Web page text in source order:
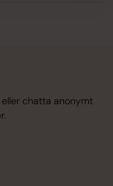
chatta anonymt